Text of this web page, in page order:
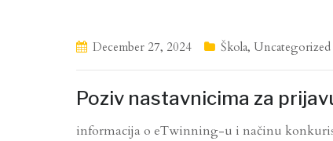
December 27, 2024 Škola, Uncategorized
Poziv nastavnicima za
informacija o eTwinning-u i načinu